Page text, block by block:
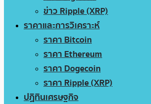
ข่าว Ripple (XRP)
ราคาและการวิเคราะห์
ราคา Bitcoin
ราคา Ethereum
ราคา Dogecoin
ราคา Ripple (XRP)
ปฏิทินเศรษฐกิจ